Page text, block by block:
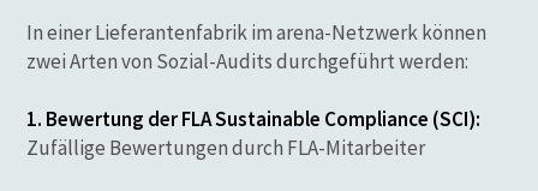
In einer Lieferantenfabrik im arena-Netzwerk können
zwei Arten von Sozial-Audits durchgeführt werden:
1. Bewertung der FLA Sustainable Compliance (SCI):
Zufällige Bewertungen durch FLA-Mitarbeiter